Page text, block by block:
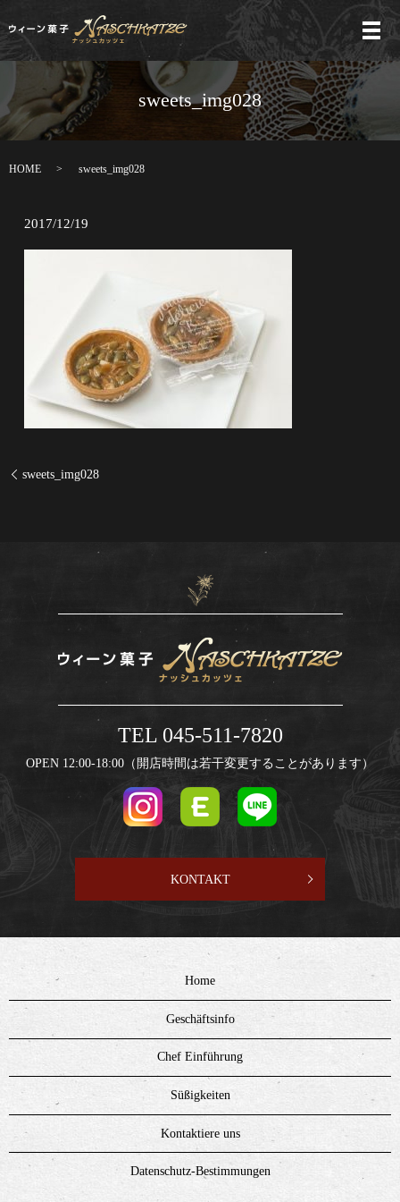
メ
sweets_img028
HOME sweets_img028
2017/12/19
sweets_img028
TEL 045-511-7820
OPEN 12:00-18:00（開店時間は若干変更することがあります）
KONTAKT
Home
Geschäftsinfo
Chef Einführung
Süßigkeiten
Kontaktiere uns
Datenschutz-Bestimmungen